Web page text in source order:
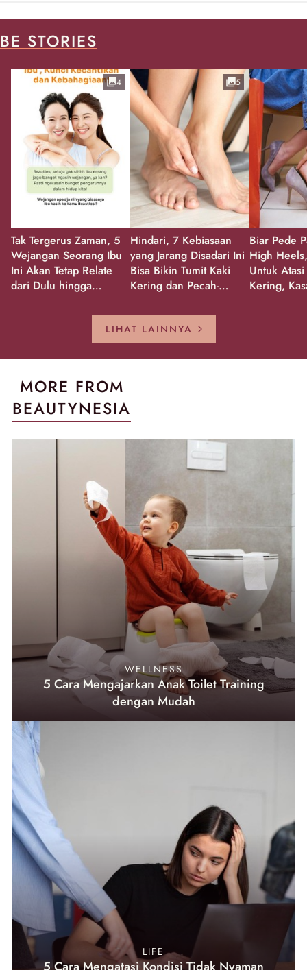
BE STORIES
Tak Tergerus Zaman, 5
Wejangan Seorang Ibu
Ini Akan Tetap Relate
dari Dulu hingga
4
Hindari, 7 Kebiasaan
yang Jarang Disadari Ini
Bisa Bikin Tumit Kaki
Kering dan Pecah-
5
Biar Pede
High
Untuk
Kering,
LIHAT LAINNYA
MORE FROM
BEAUTYNESIA
WELLNESS
5 Cara Mengajarkan Anak Toilet Training
dengan Mudah
LIFE